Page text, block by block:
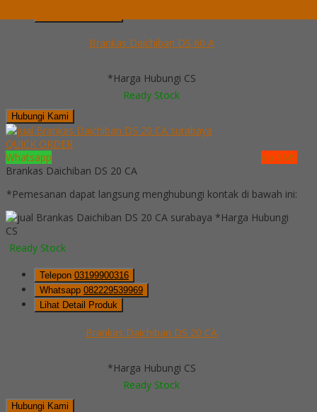
Brankas Daichiban DS 60 A
*Harga Hubungi CS
Ready Stock
Hubungi Kami
QUICK ORDER
Whatsapp
via SMS
Brankas Daichiban DS 20 CA
*Pemesanan dapat langsung menghubungi kontak di bawah ini:
*Harga Hubungi
CS
Ready Stock
Telepon 03199900316
Whatsapp 082229539969
Lihat Detail Produk
Brankas Daichiban DS 20 CA
*Harga Hubungi CS
Ready Stock
Hubungi Kami